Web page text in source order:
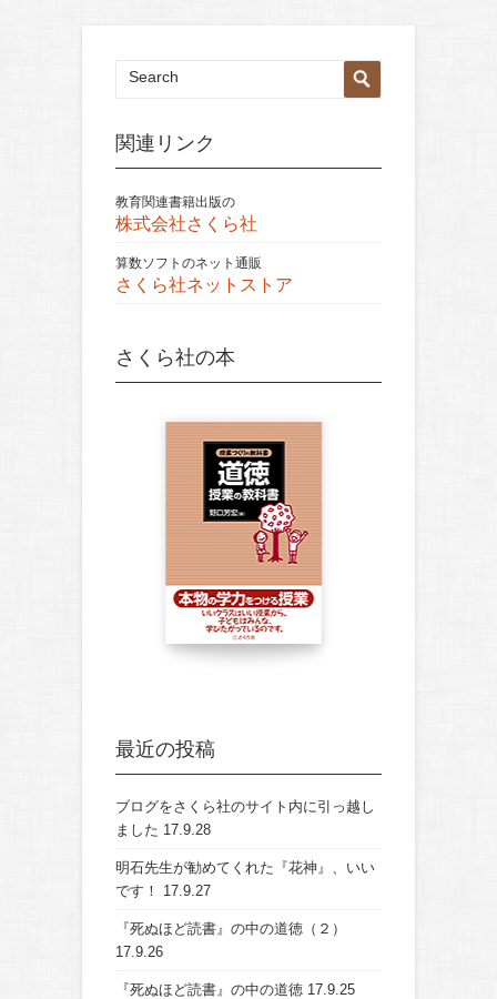
関連リンク
教育関連書籍出版の
株式会社さくら社
算数ソフトのネット通販
さくら社ネットストア
さくら社の本
最近の投稿
ブログをさくら社のサイト内に引っ越し
ました 17.9.28
明石先生が勧めてくれた『花神』、いい
です！
17.9.27
『死ぬほど読書』の中の道徳（２）
17.9.26
『死ぬほど読書』の中の道徳 17.9.25